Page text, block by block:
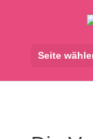
Seite